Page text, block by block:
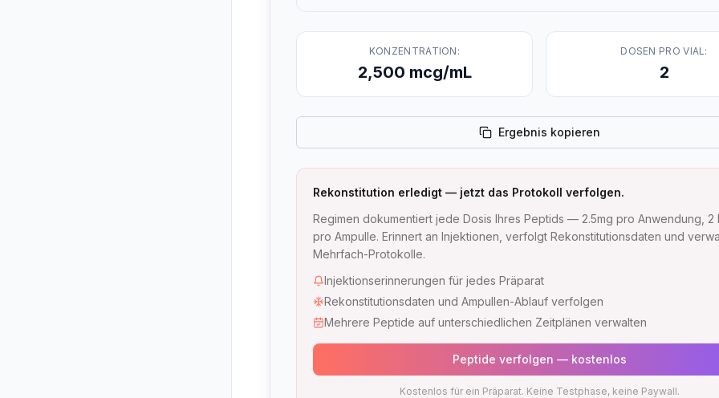
KONZENTRATION:
2,500 mcg/mL
DOSEN PRO VIAL:
2
Ergebnis kopieren
Rekonstitution erledigt — jetzt das Protokoll verfolgen.
Regimen dokumentiert jede Dosis Ihres Peptids — 2.5mg pro Anwendung, 2
pro Ampulle. Erinnert an Injektionen, verfolgt Rekonstitutionsdaten und
Mehrfach-Protokolle.
Injektionserinnerungen für jedes Präparat
Rekonstitutionsdaten und Ampullen-Ablauf verfolgen
Mehrere Peptide auf unterschiedlichen Zeitplänen verwalten
Peptide verfolgen — kostenlos
Kostenlos für ein Präparat. Keine Testphase, keine Paywall.